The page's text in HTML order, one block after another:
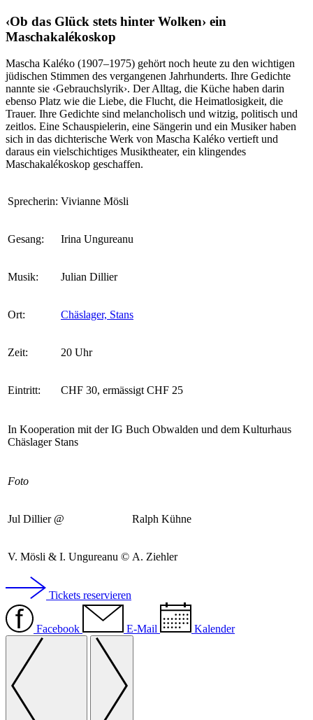
‹Ob das Glück stets hinter Wolken› ein
Maschakalékoskop
Mascha Kaléko (1907–1975) gehört noch heute zu den wichtigen
jüdischen Stimmen des vergangenen Jahrhunderts. Ihre Gedichte
nannte sie ‹Gebrauchslyrik›. Der Alltag, die Küche haben darin
ebenso Platz wie die Liebe, die Flucht, die Heimatlosigkeit, die
Trauer. Ihre Gedichte sind melancholisch und witzig, politisch und
zeitlos. Eine Schauspielerin, eine Sängerin und ein Musiker haben
sich in das dichterische Werk von Mascha Kaléko vertieft und
daraus ein vielschichtiges Musiktheater, ein klingendes
Maschakalékoskop geschaffen.
Sprecherin: Vivianne Mösli
Gesang: Irina Ungureanu
Musik: Julian Dillier
Ort: Chäslager, Stans
Zeit: 20 Uhr
Eintritt: CHF 30, ermässigt CHF 25
In Kooperation mit der IG Buch Obwalden und dem Kulturhaus
Chäslager Stans
Foto
Jul Dillier @ Ralph Kühne
V. Mösli & I. Ungureanu © A. Ziehler
Tickets reservieren
Facebook E-Mail Kalender